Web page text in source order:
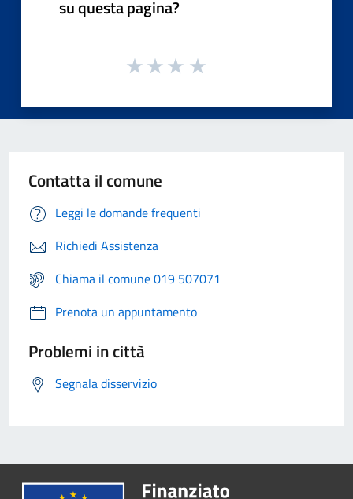
su questa pagina?
Contatta il comune
Leggi le domande frequenti
Richiedi Assistenza
Chiama il comune 019 507071
Prenota un appuntamento
Problemi in città
Segnala disservizio